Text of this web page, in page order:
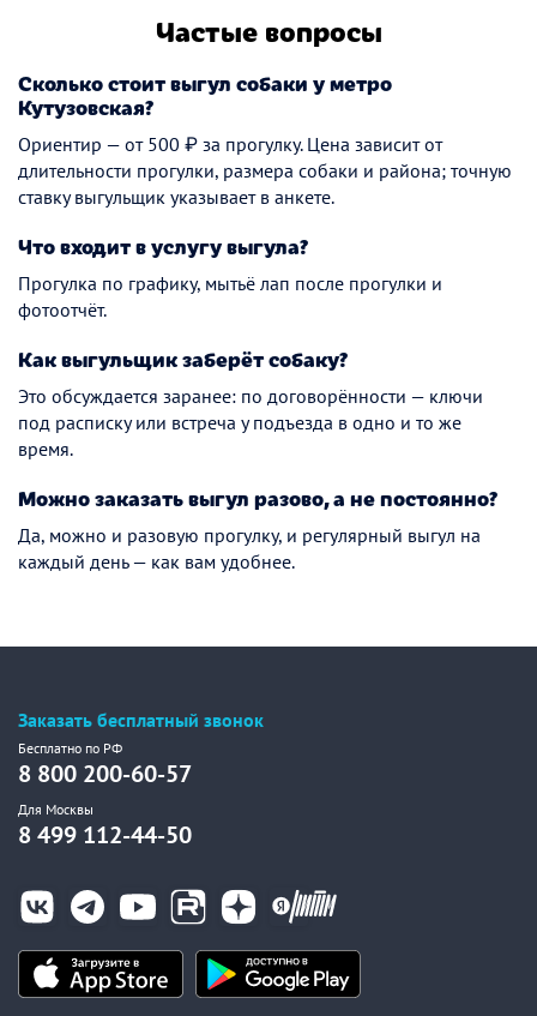
Частые вопросы
Сколько стоит выгул собаки у метро
Кутузовская?
Ориентир — от 500 ₽ за прогулку. Цена зависит от
длительности прогулки, размера собаки и района; точную
ставку выгульщик указывает в анкете.
Что входит в услугу выгула?
Прогулка по графику, мытьё лап после прогулки и
фотоотчёт.
Как выгульщик заберёт собаку?
Это обсуждается заранее: по договорённости — ключи
под расписку или встреча у подъезда в одно и то же
время.
Можно заказать выгул разово, а не постоянно?
Да, можно и разовую прогулку, и регулярный выгул на
каждый день — как вам удобнее.
Заказать бесплатный звонок
Бесплатно по РФ
8 800 200-60-57
Для Москвы
8 499 112-44-50